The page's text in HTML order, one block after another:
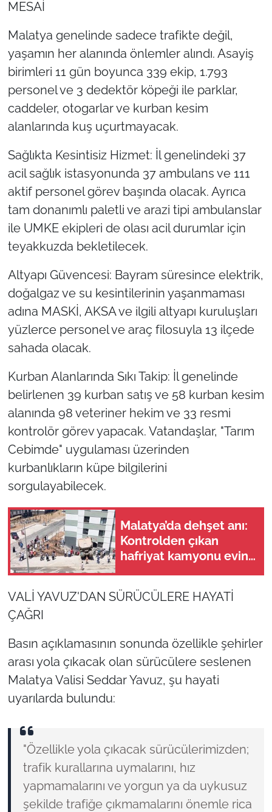
MESAİ
Malatya genelinde sadece trafikte değil,
yaşamın her alanında önlemler alındı. Asayiş
birimleri 11 gün boyunca 339 ekip, 1.793
personel ve 3 dedektör köpeği ile parklar,
caddeler, otogarlar ve kurban kesim
alanlarında kuş uçurtmayacak.
Sağlıkta Kesintisiz Hizmet: İl genelindeki 37
acil sağlık istasyonunda 37 ambulans ve 111
aktif personel görev başında olacak. Ayrıca
tam donanımlı paletli ve arazi tipi ambulanslar
ile UMKE ekipleri de olası acil durumlar için
teyakkuzda bekletilecek.
Altyapı Güvencesi: Bayram süresince elektrik,
doğalgaz ve su kesintilerinin yaşanmaması
adına MASKİ, AKSA ve ilgili altyapı kuruluşları
yüzlerce personel ve araç filosuyla 13 ilçede
sahada olacak.
Kurban Alanlarında Sıkı Takip: İl genelinde
belirlenen 39 kurban satış ve 58 kurban kesim
alanında 98 veteriner hekim ve 33 resmi
kontrolör görev yapacak. Vatandaşlar, "Tarım
Cebimde" uygulaması üzerinden
kurbanlıkların küpe bilgilerini
sorgulayabilecek.
Malatya’da dehşet anı:
Kontrolden çıkan
hafriyat kamyonu evin
VALİ YAVUZ'DAN SÜRÜCÜLERE HAYATİ
ÇAĞRI
Basın açıklamasının sonunda özellikle şehirler
arası yola çıkacak olan sürücülere seslenen
Malatya Valisi Seddar Yavuz, şu hayati
uyarılarda bulundu:
"Özellikle yola çıkacak sürücülerimizden;
trafik kurallarına uymalarını, hız
yapmamalarını ve yorgun ya da uykusuz
şekilde trafiğe çıkmamalarını önemle rica